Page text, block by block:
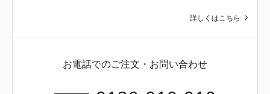
詳しくはこちら
お電話でのご注文・お問い合わせ